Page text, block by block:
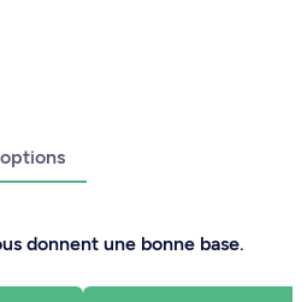
donnent une bonne base.